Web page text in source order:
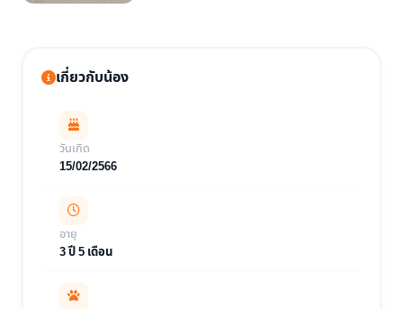
เกี่ยวกับน้อง
วันเกิด
15/02/2566
อายุ
3 ปี 5 เดือน